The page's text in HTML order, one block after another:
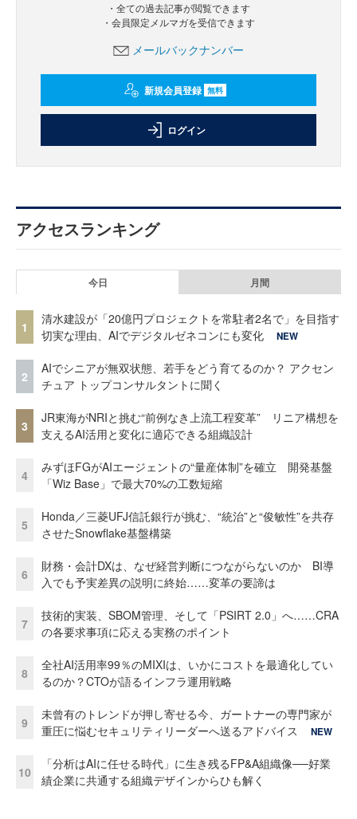
・全ての過去記事が閲覧できます
・会員限定メルマガを受信できます
メールバックナンバー
新規会員登録 無料
ログイン
アクセスランキング
今日 月間
1
清水建設が「20億円プロジェクトを常駐者2名で」を目指す
切実な理由、AIでデジタルゼネコンにも変化
NEW
2
AIでシニアが無双状態、若手をどう育てるのか？ アクセン
チュア トップコンサルタントに聞く
3
JR東海がNRIと挑む“前例なき上流工程変革” リニア構想を
支えるAI活用と変化に適応できる組織設計
4
みずほFGがAIエージェントの“量産体制”を確立 開発基盤
「Wiz Base」で最大70%の工数短縮
5
Honda／三菱UFJ信託銀行が挑む、“統治”と“俊敏性”を共存
させたSnowflake基盤構築
6
財務・会計DXは、なぜ経営判断につながらないのか BI導
入でも予実差異の説明に終始……変革の要諦は
7
技術的実装、SBOM管理、そして「PSIRT 2.0」へ……CRA
の各要求事項に応える実務のポイント
8
全社AI活用率99％のMIXIは、いかにコストを最適化してい
るのか？CTOが語るインフラ運用戦略
9
未曾有のトレンドが押し寄せる今、ガートナーの専門家が
重圧に悩むセキュリティリーダーへ送るアドバイス
NEW
10
「分析はAIに任せる時代」に生き残るFP&A組織像──好業
績企業に共通する組織デザインからひも解く